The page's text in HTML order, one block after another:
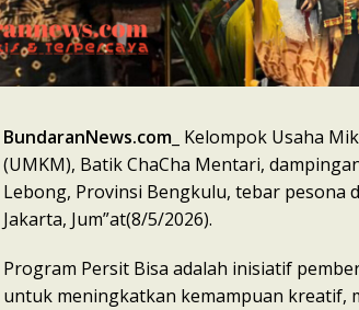
BundaranNews.com _ Kelompok Usaha
(UMKM), Batik ChaCha Mentari,
Lebong, Provinsi Bengkulu, tebar pesona
Jakarta, Jum”at(8/5/2026).
Program Persit Bisa adalah inisiatif
untuk meningkatkan kemampuan kreatif,